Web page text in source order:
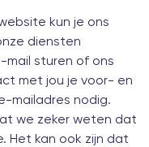
kun je ons
diensten
mail sturen of ons
met jou je voor- en
mailadres nodig.
we zeker weten dat
Het kan ook zijn dat